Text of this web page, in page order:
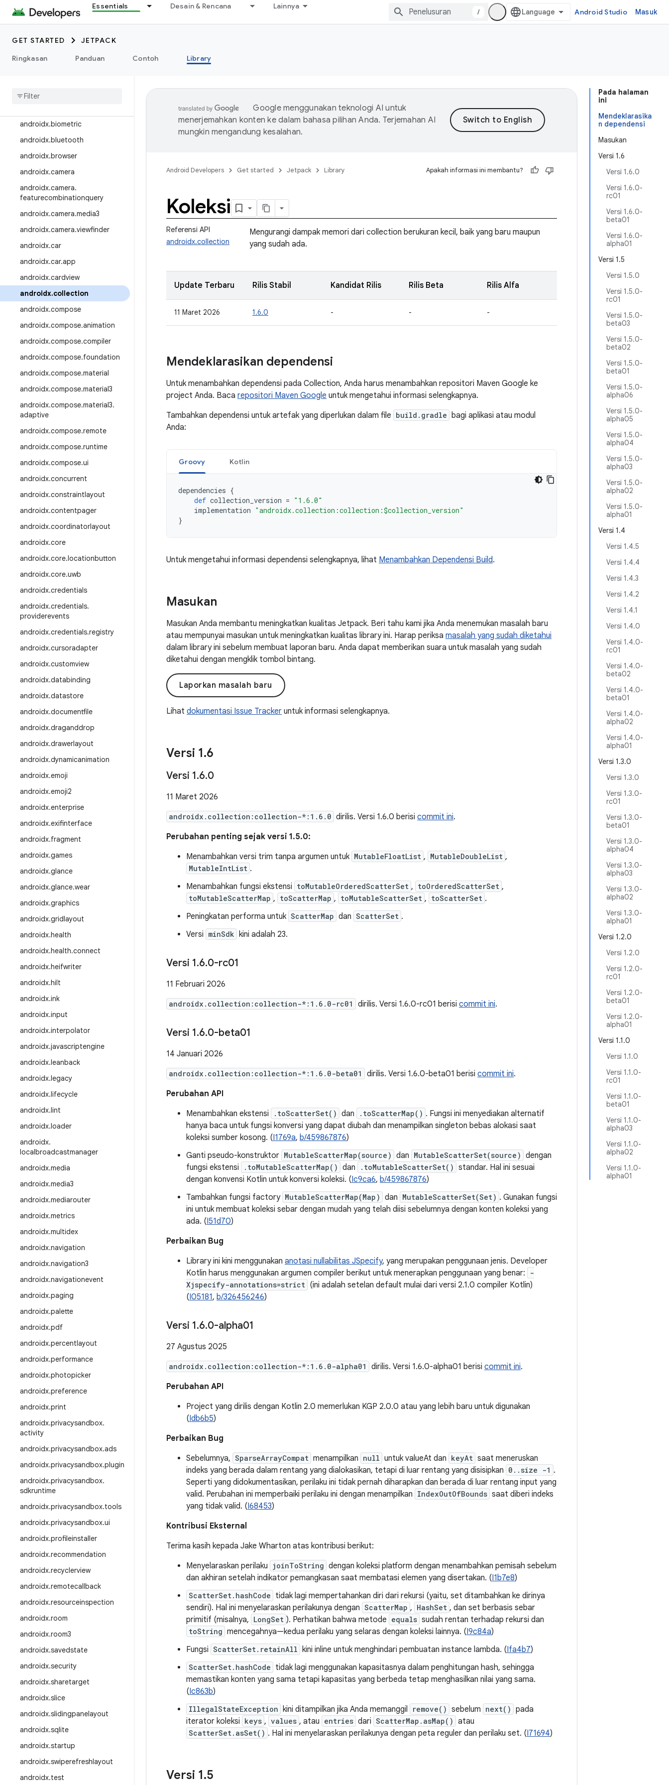
Essentials Desain & Rencana Lainnya
/ Android Studio Masuk
GET STARTED
JETPACK
Ringkasan
Panduan Contoh Library
androidx.appcompat
androidx.appsearch
androidx.arch.core
androidx
androidx.biometric
androidx.bluetooth
androidx.browser
androidx.camera
androidx.camera.
featurecombinationquery
androidx.camera.media3
androidx.camera.viewfinder
androidx.car
androidx.car.app
androidx.cardview
androidx.collection
androidx.compose
androidx.compose.animation
androidx.compose.compiler
androidx.compose.foundation
androidx.compose.material
androidx.compose.material3
androidx.compose.material3.
adaptive
androidx.compose.remote
androidx.compose.runtime
androidx.compose.ui
androidx.concurrent
androidx.constraintlayout
androidx.contentpager
androidx.coordinatorlayout
androidx.core
androidx.core.locationbutton
androidx.core.uwb
androidx.credentials
androidx.credentials.
providerevents
androidx.credentials.registry
androidx.cursoradapter
androidx.customview
androidx.databinding
androidx.datastore
androidx.documentfile
androidx.draganddrop
androidx.drawerlayout
androidx.dynamicanimation
androidx.emoji
androidx.emoji2
androidx.enterprise
androidx.exifinterface
androidx.fragment
androidx.games
androidx.glance
androidx.glance.wear
androidx.graphics
androidx.gridlayout
androidx.health
androidx.health.connect
androidx.heifwriter
androidx.hilt
androidx.ink
androidx.input
androidx.interpolator
androidx.javascriptengine
androidx.leanback
androidx.legacy
androidx.lifecycle
androidx.lint
androidx.loader
androidx.
localbroadcastmanager
androidx.media
androidx.media3
androidx.mediarouter
androidx.metrics
androidx.multidex
androidx.navigation
androidx.navigation3
androidx.navigationevent
androidx.paging
androidx.palette
androidx.pdf
androidx.percentlayout
androidx.performance
androidx.photopicker
androidx.preference
androidx.print
androidx.privacysandbox.
activity
androidx.privacysandbox.ads
androidx.privacysandbox.plugin
androidx.privacysandbox.
sdkruntime
androidx.privacysandbox.tools
androidx.privacysandbox.ui
androidx.profileinstaller
androidx.recommendation
androidx.recyclerview
androidx.remotecallback
androidx.resourceinspection
androidx.room
androidx.room3
androidx.savedstate
androidx.security
androidx.sharetarget
androidx.slice
androidx.slidingpanelayout
androidx.sqlite
androidx.startup
androidx.swiperefreshlayout
androidx.test
Pada halaman
ini
Mendeklarasika
n dependensi
Masukan
Versi 1.6
Versi 1.6.0
Versi 1.6.0-
rc01
Versi 1.6.0-
beta01
Versi 1.6.0-
alpha01
Versi 1.5
Versi 1.5.0
Versi 1.5.0-
rc01
Versi 1.5.0-
beta03
Versi 1.5.0-
beta02
Versi 1.5.0-
beta01
Versi 1.5.0-
alpha06
Versi 1.5.0-
alpha05
Versi 1.5.0-
alpha04
Versi 1.5.0-
alpha03
Versi 1.5.0-
alpha02
Versi 1.5.0-
alpha01
Versi 1.4
Versi 1.4.5
Versi 1.4.4
Versi 1.4.3
Versi 1.4.2
Versi 1.4.1
Versi 1.4.0
Versi 1.4.0-
rc01
Versi 1.4.0-
beta02
Versi 1.4.0-
beta01
Versi 1.4.0-
alpha02
Versi 1.4.0-
alpha01
Versi 1.3.0
Versi 1.3.0
Versi 1.3.0-
rc01
Versi 1.3.0-
beta01
Versi 1.3.0-
alpha04
Versi 1.3.0-
alpha03
Versi 1.3.0-
alpha02
Versi 1.3.0-
alpha01
Versi 1.2.0
Versi 1.2.0
Versi 1.2.0-
rc01
Versi 1.2.0-
beta01
Versi 1.2.0-
alpha01
Versi 1.1.0
Versi 1.1.0
Versi 1.1.0-
rc01
Versi 1.1.0-
beta01
Versi 1.1.0-
alpha03
Versi 1.1.0-
alpha02
Versi 1.1.0-
alpha01
Google menggunakan teknologi AI untuk
menerjemahkan konten ke dalam bahasa pilihan Anda. Terjemahan AI
mungkin mengandung kesalahan.
Android Developers Get started Jetpack Library Apakah informasi ini membantu?
Koleksi
Referensi API
androidx.collection
Mengurangi dampak memori dari collection berukuran kecil, baik yang baru maupun
yang sudah ada.
Update Terbaru Rilis Stabil Kandidat Rilis Rilis Beta Rilis Alfa
11 Maret 2026 1.6.0 - - -
Mendeklarasikan dependensi
Untuk menambahkan dependensi pada Collection, Anda harus menambahkan repositori Maven Google ke
project Anda. Baca repositori Maven Google untuk mengetahui informasi selengkapnya.
Tambahkan dependensi untuk artefak yang diperlukan dalam file build.gradle bagi aplikasi atau modul
Anda:
Groovy Kotlin
dependencies {
def collection_version = "1.6.0"
implementation "androidx.collection:collection:$collection_version"
}
Untuk mengetahui informasi dependensi selengkapnya, lihat Menambahkan Dependensi Build.
Masukan
Masukan Anda membantu meningkatkan kualitas Jetpack. Beri tahu kami jika Anda menemukan masalah baru
atau mempunyai masukan untuk meningkatkan kualitas library ini. Harap periksa masalah yang sudah diketahui
dalam library ini sebelum membuat laporan baru. Anda dapat memberikan suara untuk masalah yang sudah
diketahui dengan mengklik tombol bintang.
Laporkan masalah baru
Lihat dokumentasi Issue Tracker untuk informasi selengkapnya.
Versi 1.6
Versi 1.6.0
11 Maret 2026
androidx.collection:collection-*:1.6.0 dirilis. Versi 1.6.0 berisi commit ini.
Perubahan penting sejak versi 1.5.0:
Menambahkan versi trim tanpa argumen untuk MutableFloatList , MutableDoubleList ,
MutableIntList .
Menambahkan fungsi ekstensi toMutableOrderedScatterSet , toOrderedScatterSet ,
toMutableScatterMap , toScatterMap , toMutableScatterSet , toScatterSet .
Peningkatan performa untuk ScatterMap dan ScatterSet .
Versi minSdk kini adalah 23.
Versi 1.6.0-rc01
11 Februari 2026
androidx.collection:collection-*:1.6.0-rc01 dirilis. Versi 1.6.0-rc01 berisi commit ini.
Versi 1.6.0-beta01
14 Januari 2026
androidx.collection:collection-*:1.6.0-beta01 dirilis. Versi 1.6.0-beta01 berisi commit ini.
Perubahan API
Menambahkan ekstensi
.toScatterSet() dan .toScatterMap() . Fungsi ini menyediakan alternatif
hanya baca untuk fungsi konversi yang dapat diubah dan menampilkan singleton bebas alokasi saat
koleksi sumber kosong. (I1769a, b/459867876)
Ganti pseudo-konstruktor MutableScatterMap(source) dan MutableScatterSet(source) dengan
fungsi ekstensi
.toMutableScatterMap() dan .toMutableScatterSet() standar. Hal ini sesuai
dengan konvensi Kotlin untuk konversi koleksi. (Ic9ca6, b/459867876)
Tambahkan fungsi factory MutableScatterMap(Map) dan MutableScatterSet(Set) . Gunakan fungsi
ini untuk membuat koleksi sebar dengan mudah yang telah diisi sebelumnya dengan konten koleksi yang
ada. (I51d70)
Perbaikan Bug
Library ini kini menggunakan anotasi nullabilitas JSpecify, yang merupakan penggunaan jenis. Developer
Kotlin harus menggunakan argumen compiler berikut untuk menerapkan penggunaan yang benar:
-
Xjspecify-annotations=strict (ini adalah setelan default mulai dari versi 2.1.0 compiler Kotlin)
(I05181, b/326456246)
Versi 1.6.0-alpha01
27 Agustus 2025
androidx.collection:collection-*:1.6.0-alpha01 dirilis. Versi 1.6.0-alpha01 berisi commit ini.
Perubahan API
Project yang dirilis dengan Kotlin 2.0 memerlukan KGP 2.0.0 atau yang lebih baru untuk digunakan
(Idb6b5)
Perbaikan Bug
Sebelumnya, SparseArrayCompat menampilkan null untuk valueAt dan keyAt saat meneruskan
indeks yang berada dalam rentang yang dialokasikan, tetapi di luar rentang yang disisipkan 0..size -1 .
Seperti yang didokumentasikan, perilaku ini tidak pernah diharapkan dan berada di luar rentang input yang
valid. Perubahan ini memperbaiki perilaku ini dengan menampilkan IndexOutOfBounds saat diberi indeks
yang tidak valid. (I68453)
Kontribusi Eksternal
Terima kasih kepada Jake Wharton atas kontribusi berikut:
Menyelaraskan perilaku joinToString dengan koleksi platform dengan menambahkan pemisah sebelum
dan akhiran setelah indikator pemangkasan saat membatasi elemen yang disertakan. (I1b7e8)
ScatterSet.hashCode tidak lagi mempertahankan diri dari rekursi (yaitu, set ditambahkan ke dirinya
sendiri). Hal ini menyelaraskan perilakunya dengan ScatterMap , HashSet , dan set berbasis sebar
primitif (misalnya, LongSet ). Perhatikan bahwa metode equals sudah rentan terhadap rekursi dan
toString mencegahnya—kedua perilaku yang selaras dengan koleksi lainnya. (I9c84a)
Fungsi ScatterSet.retainAll kini inline untuk menghindari pembuatan instance lambda. (Ifa4b7)
ScatterSet.hashCode tidak lagi menggunakan kapasitasnya dalam penghitungan hash, sehingga
memastikan konten yang sama tetapi kapasitas yang berbeda tetap menghasilkan nilai yang sama.
(Ic863b)
IllegalStateException kini ditampilkan jika Anda memanggil remove() sebelum next() pada
iterator koleksi keys , values , atau entries dari ScatterMap.asMap() atau
ScatterSet.asSet() . Hal ini menyelaraskan perilakunya dengan peta reguler dan perilaku set. (I71694)
Versi 1.5